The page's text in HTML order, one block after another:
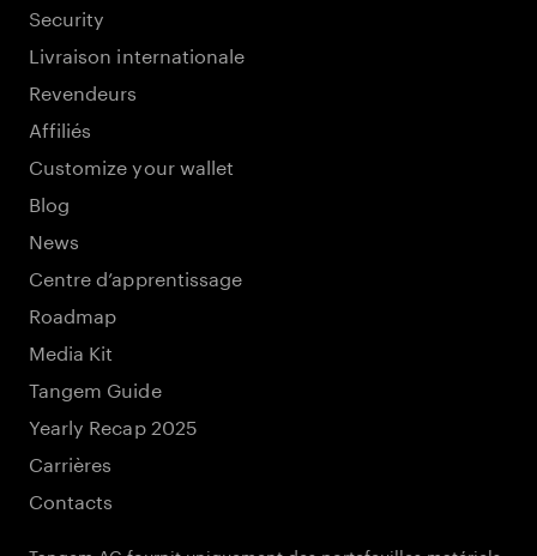
Security
Livraison internationale
Revendeurs
Affiliés
Customize your wallet
Blog
News
Centre d’apprentissage
Roadmap
Media Kit
Tangem Guide
Yearly Recap 2025
Carrières
Contacts